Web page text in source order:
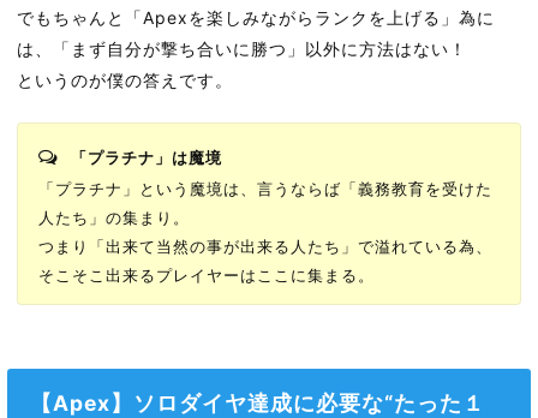
でもちゃんと「Apexを楽しみながらランクを上げる」為に
は、「まず自分が撃ち合いに勝つ」以外に方法はない！
というのが僕の答えです。
「プラチナ」は魔境
「プラチナ」という魔境は、言うならば「義務教育を受けた
人たち」の集まり。
つまり「出来て当然の事が出来る人たち」で溢れている為、
そこそこ出来るプレイヤーはここに集まる。
【Apex】ソロダイヤ達成に必要な“たった１